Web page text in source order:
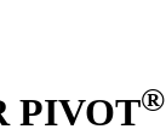
PIVOT®